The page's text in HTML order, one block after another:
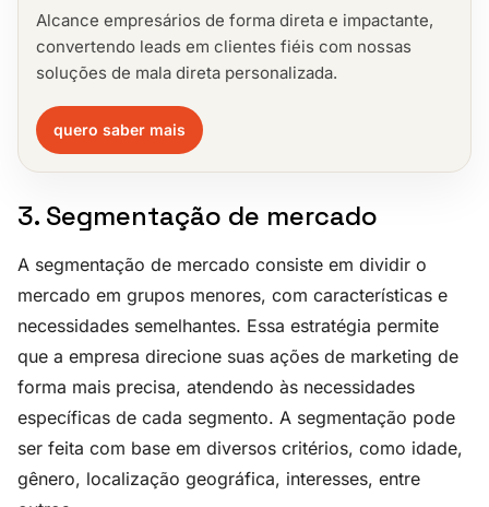
Alcance empresários de forma direta e impactante,
convertendo leads em clientes fiéis com nossas
soluções de mala direta personalizada.
quero saber mais
3. Segmentação de mercado
A segmentação de mercado consiste em dividir o
mercado em grupos menores, com características e
necessidades semelhantes. Essa estratégia permite
que a empresa direcione suas ações de marketing de
forma mais precisa, atendendo às necessidades
específicas de cada segmento. A segmentação pode
ser feita com base em diversos critérios, como idade,
gênero, localização geográfica, interesses, entre